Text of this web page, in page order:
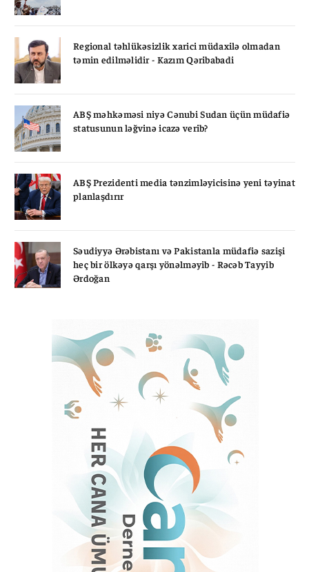
Regional təhlükəsizlik xarici müdaxilə olmadan
təmin edilməlidir - Kazım Qəribabadi
ABŞ məhkəməsi niyə Cənubi Sudan üçün müdafiə
statusunun ləğvinə icazə verib?
ABŞ Prezidenti media tənzimləyicisinə yeni təyinat
planlaşdırır
Səudiyyə Ərəbistanı və Pakistanla müdafiə sazişi
heç bir ölkəyə qarşı yönəlməyib - Rəcəb Tayyib
Ərdoğan